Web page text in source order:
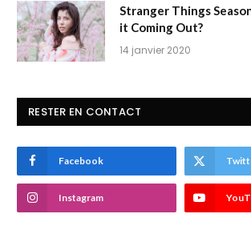
Stranger Things
it Coming Out?
14 janvier 2020
RESTER EN CONTACT
Facebook
Instagram